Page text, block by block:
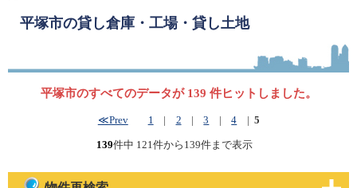
平塚市の貸し倉庫・工場・貸し土地
平塚市のすべてのデータが 139 件ヒットしました。
≪Prev 1 2 3 4 5
139件中 121件から139件まで表示